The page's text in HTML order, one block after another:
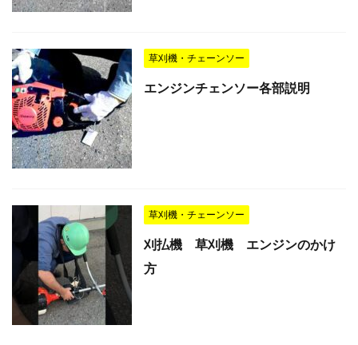
草刈機・チェーンソー
エンジンチェンソー各部説明
草刈機・チェーンソー
刈払機 草刈機 エンジンのかけ
方